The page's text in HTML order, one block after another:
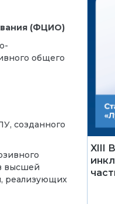
(ФЦИО)
общего
созданного
высшей
реализующих
XIII